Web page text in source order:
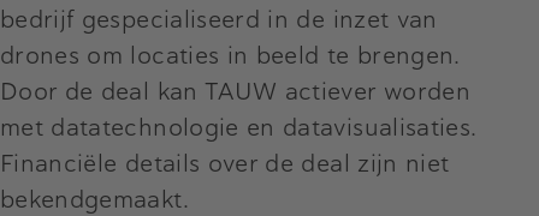
bedrijf gespecialiseerd in de inzet van
drones om locaties in beeld te brengen.
Door de deal kan TAUW actiever worden
met datatechnologie en datavisualisaties.
Financiële details over de deal zijn niet
bekendgemaakt.